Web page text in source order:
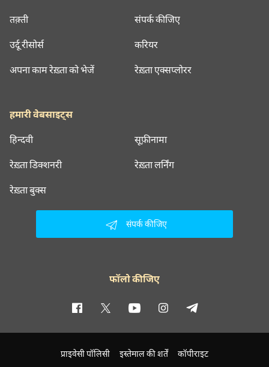
तक़्ती
उर्दू रीसोर्स
अपना काम रेख़्ता को भेजें
संपर्क कीजिए
करियर
रेख़्ता एक्सप्लोरर
हमारी वेबसाइट्स
हिन्दवी सूफ़ीनामा
रेख़्ता डिक्शनरी रेख़्ता लर्निंग
रेख़्ता बुक्स
संपर्क कीजिए
फॉलो कीजिए
प्राइवेसी पॉलिसी इस्तेमाल की शर्तें कॉपीराइट